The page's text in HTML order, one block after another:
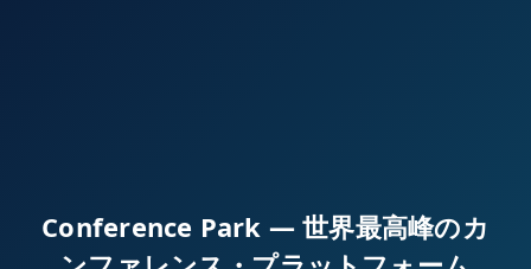
Conference Park — 世界最高峰のカ